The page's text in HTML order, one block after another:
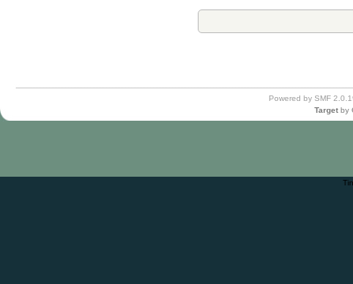
Powered by SMF
Target by